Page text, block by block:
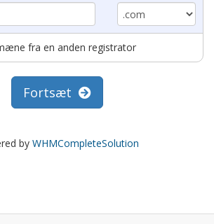
fra en anden registrator
Fortsæt
by WHMCompleteSolution